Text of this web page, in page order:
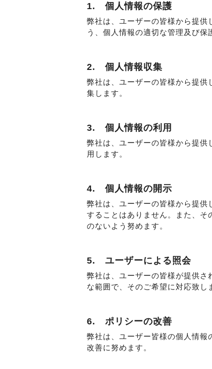
1. 個人情報の保護
弊社は、ユーザーの皆様から提供
う、個人情報の適切な管理及び保
2. 個人情報収集
弊社は、ユーザーの皆様から提供
集します。
3. 個人情報の利用
弊社は、ユーザーの皆様から提供
用します。
4. 個人情報の開示
弊社は、ユーザーの皆様から提
することはありません。また、そ
のないよう努めます。
5. ユーザーによる照会
弊社は、ユーザーの皆様が提供さ
な範囲で、そのご希望に対応致し
6. ポリシーの改善
弊社は、ユーザー皆様の個人情
改善に努めます。